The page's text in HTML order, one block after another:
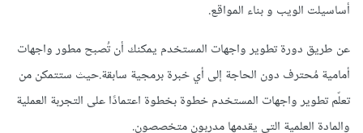
أساسيلت الويب و بناء المواقع.
عن طريق دورة تطوير واجهات المستخدم يمكنك أن تُصبح مطور واجهات
أمامية مُحترف دون الحاجة إلى أي خبرة برمجية سابقة.حيث ستتمكن من
تعلّم تطوير واجهات المستخدم خطوة بخطوة اعتمادًا على التجربة العملية
والمادة العلمية التي يقدمها مدربون متخصصون.